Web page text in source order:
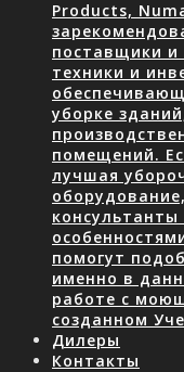
Products,
поставщики и
техники и
уборке
помещений.
лучшая
консультанты
помогут
именно в
работе с
созданном
Дилеры
Контакты